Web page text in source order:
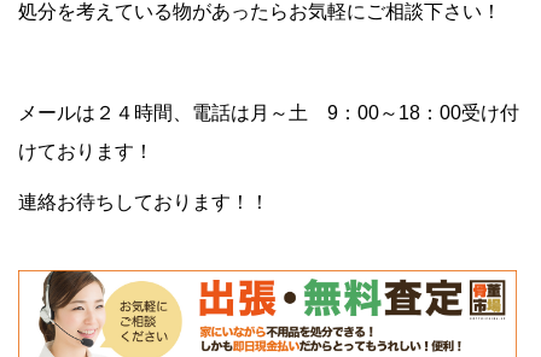
処分を考えている物があったらお気軽にご相談下さい！
メールは２４時間、電話は月～土 9：00～18：00受け付
けております！
連絡お待ちしております！！